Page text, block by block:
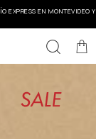
EXPRESS EN MONTEVIDEO Y